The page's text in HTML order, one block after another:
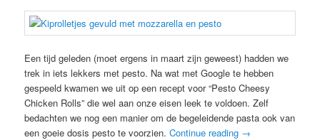
Een tijd geleden (moet ergens in maart zijn geweest) hadden we
trek in iets lekkers met pesto. Na wat met Google te hebben
gespeeld kwamen we uit op een recept voor “Pesto Cheesy
Chicken Rolls” die wel aan onze eisen leek te voldoen. Zelf
bedachten we nog een manier om de begeleidende pasta ook van
een goeie dosis pesto te voorzien.Continue reading →